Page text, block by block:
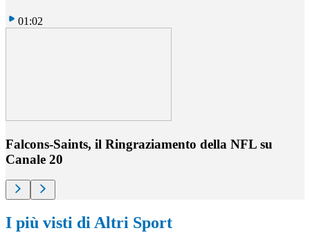
01:02
Falcons-Saints, il Ringraziamento della NFL su
Canale 20
I più visti di Altri Sport